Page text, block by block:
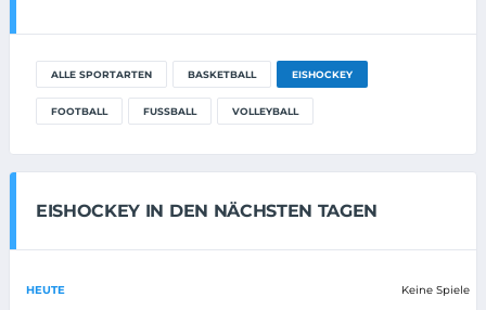
ALLE SPORTARTEN BASKETBALL EISHOCKEY
FOOTBALL FUSSBALL VOLLEYBALL
EISHOCKEY IN DEN NÄCHSTEN TAGEN
HEUTE Keine Spiele